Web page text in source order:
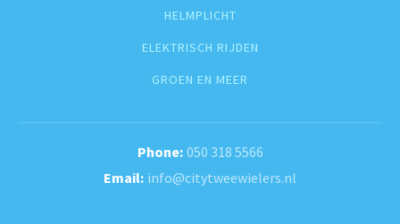
HELMPLICHT
ELEKTRISCH RIJDEN
GROEN EN MEER
050 318 5566
info@citytweewielers.nl